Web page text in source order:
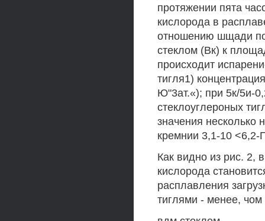
протяжении пята
кислорода в
отношению шщади
стеклом (Вк) к
происходит
тигля1)
Ю"3ат.«); при 5к/5и-
стеклоуглероных
значения несколько
кремнии 3,1-10 <6,2-
Как видно из рис. 2,
кислорода
расплавления
тиглями - менее, чом